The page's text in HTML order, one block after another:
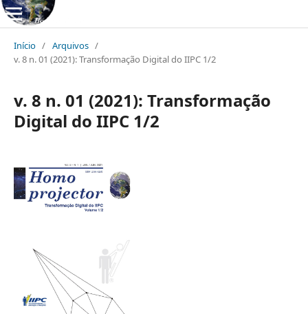
Início / Arquivos /
v. 8 n. 01 (2021): Transformação Digital do IIPC 1/2
v. 8 n. 01 (2021): Transformação
Digital do IIPC 1/2